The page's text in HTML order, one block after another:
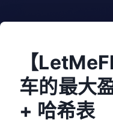
【
车的最大
+ 哈希表